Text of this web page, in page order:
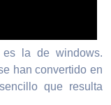
es la de windows.
han convertido en
que resulta